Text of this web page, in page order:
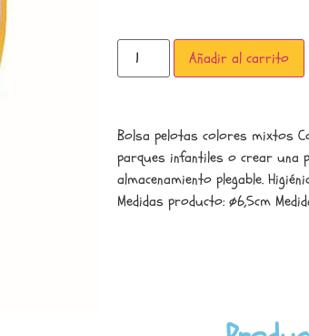
Añadir al carrito
Bolsa pelotas colores mixtos
parques infantiles o crear una
almacenamiento plegable.
Medidas producto: ø6,5cm